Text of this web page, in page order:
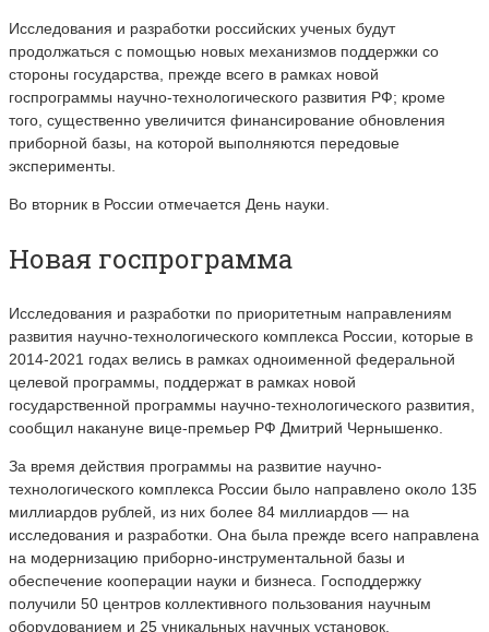
Исследования и разработки российских ученых будут
продолжаться с помощью новых механизмов поддержки со
стороны государства, прежде всего в рамках новой
госпрограммы научно-технологического развития РФ; кроме
того, существенно увеличится финансирование обновления
приборной базы, на которой выполняются передовые
эксперименты.
Во вторник в России отмечается День науки.
Новая госпрограмма
Исследования и разработки по приоритетным направлениям
развития научно-технологического комплекса России, которые в
2014-2021 годах велись в рамках одноименной федеральной
целевой программы, поддержат в рамках новой
государственной программы научно-технологического развития,
сообщил накануне вице-премьер РФ Дмитрий Чернышенко.
За время действия программы на развитие научно-
технологического комплекса России было направлено около 135
миллиардов рублей, из них более 84 миллиардов — на
исследования и разработки. Она была прежде всего направлена
на модернизацию приборно-инструментальной базы и
обеспечение кооперации науки и бизнеса. Господдержку
получили 50 центров коллективного пользования научным
оборудованием и 25 уникальных научных установок.